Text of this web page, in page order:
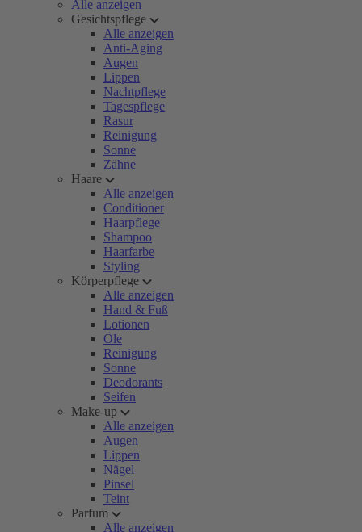
Alle anzeigen
Gesichtspflege
Alle anzeigen
Anti-Aging
Augen
Lippen
Nachtpflege
Tagespflege
Rasur
Reinigung
Sonne
Zähne
Haare
Alle anzeigen
Conditioner
Haarpflege
Shampoo
Haarfarbe
Styling
Körperpflege
Alle anzeigen
Hand & Fuß
Lotionen
Öle
Reinigung
Sonne
Deodorants
Seifen
Make-up
Alle anzeigen
Augen
Lippen
Nägel
Pinsel
Teint
Parfum
Alle anzeigen